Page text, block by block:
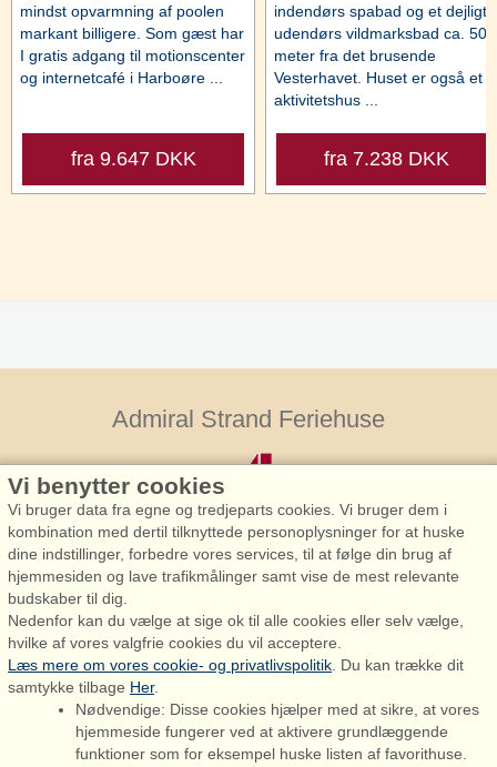
mindst opvarmning af poolen
markant billigere. Som gæst har
I gratis adgang til motionscenter
og internetcafé i Harboøre ...
fra 9.647 DKK
indendørs spabad og et dejligt
udendørs vildmarksbad ca. 50
meter fra det brusende
Vesterhavet. Huset er også et
aktivitetshus ...
fra 7.238 DKK
Admiral Strand Feriehuse
Houstrupvej 170, Lønne
6830 Nørre Nebel
booking@admiralstrand.com
+45 70 60 87 78
Vi benytter cookies
Vi bruger data fra egne og tredjeparts cookies. Vi bruger dem i
kombination med dertil tilknyttede personoplysninger for at huske
dine indstillinger, forbedre vores services, til at følge din brug af
hjemmesiden og lave trafikmålinger samt vise de mest relevante
budskaber til dig.
Nedenfor kan du vælge at sige ok til alle cookies eller selv vælge,
hvilke af vores valgfrie cookies du vil acceptere.
Læs mere om vores cookie- og privatlivspolitik . Du kan trække dit
samtykke tilbage Her.
Nødvendige: Disse cookies hjælper med at sikre, at vores
hjemmeside fungerer ved at aktivere grundlæggende
funktioner som for eksempel huske listen af favorithuse.